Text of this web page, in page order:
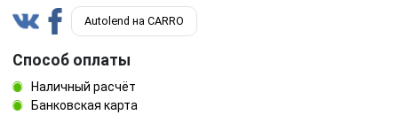
Autolend на CARRO
Способ оплаты
Наличный расчёт
Банковская карта